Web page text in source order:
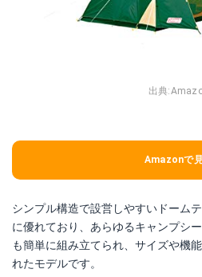
出典:
Amazonで
シンプル構造で設営しやすいドーム
に優れており、あらゆるキャンプシ
も簡単に組み立てられ、サイズや機
れたモデルです。